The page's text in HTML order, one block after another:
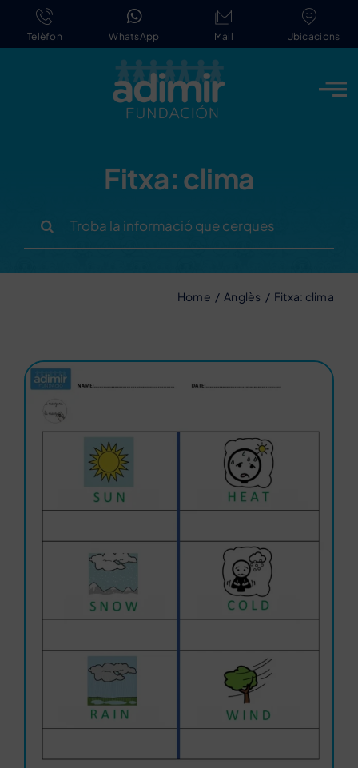
content
Telèfon WhatsApp Mail Ubicacions
Fitxa: clima
for:
Home Anglès Fitxa: clima